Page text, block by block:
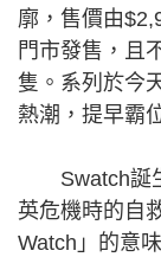
廓，售價由
門市發售，且
隻。系列於今
熱潮，提早霸
Swatch誕生
英危機時的自
Watch」的意